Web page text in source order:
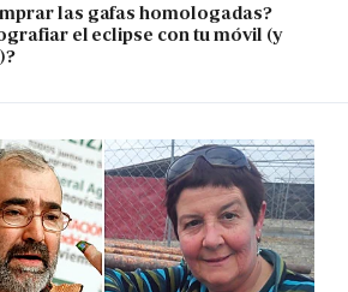
las gafas homologadas?
el eclipse con tu móvil (y